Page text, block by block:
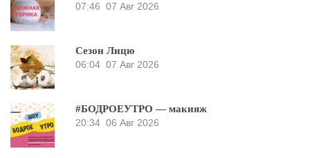
07:46 07 Авг 2026
Сезон Лицю
06:04 07 Авг 2026
#БОДРОЕУТРО — макияж
20:34 06 Авг 2026